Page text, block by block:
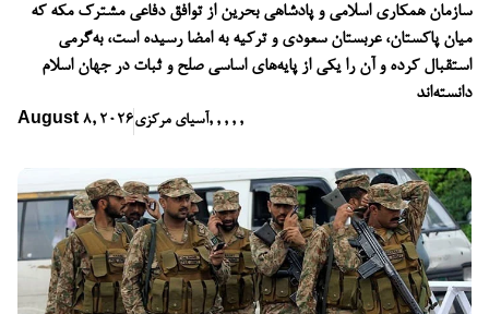
سازمان همکاری اسلامی و پادشاهی بحرین از توافق دفاعی مشترک مکه که
میان پاکستان، عربستان سعودی و ترکیه به امضا رسیده است، به‌گرمی
استقبال کرده و آن را یکی از پایه‌های اساسی صلح و ثبات در جهان اسلام
دانسته‌اند
August 8, 2026آسیای مرکزی, , , , ,